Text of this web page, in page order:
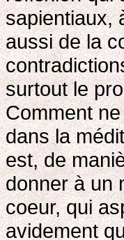
sapientiaux,
aussi de la
surtout le
Comment
dans la
est, de
donner à un
coeur, qui
avidement